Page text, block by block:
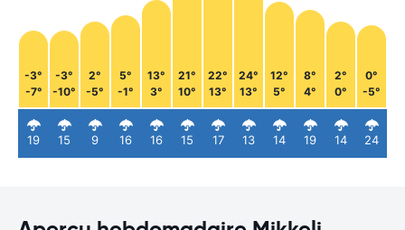
-3°
-7°
19
-3°
-10°
15
2°
-5°
9
5°
-1°
16
13°
3°
16
21°
10°
15
22°
13°
17
24°
13°
13
12°
5°
14
8°
4°
19
2°
0°
14
0°
-5°
24